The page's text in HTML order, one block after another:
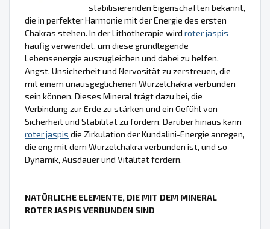
stabilisierenden Eigenschaften bekannt,
die in perfekter Harmonie mit der Energie des ersten
Chakras stehen. In der Lithotherapie wird roter jaspis
häufig verwendet, um diese grundlegende
Lebensenergie auszugleichen und dabei zu helfen,
Angst, Unsicherheit und Nervosität zu zerstreuen, die
mit einem unausgeglichenen Wurzelchakra verbunden
sein können. Dieses Mineral trägt dazu bei, die
Verbindung zur Erde zu stärken und ein Gefühl von
Sicherheit und Stabilität zu fördern. Darüber hinaus kann
roter jaspis die Zirkulation der Kundalini-Energie anregen,
die eng mit dem Wurzelchakra verbunden ist, und so
Dynamik, Ausdauer und Vitalität fördern.
NATÜRLICHE ELEMENTE, DIE MIT DEM MINERAL
ROTER JASPIS VERBUNDEN SIND